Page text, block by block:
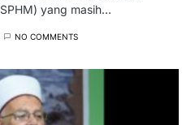
yang masih…
NO COMMENTS